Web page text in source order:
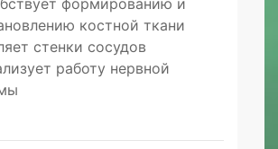
формированию и
костной ткани
стенки сосудов
работу нервной